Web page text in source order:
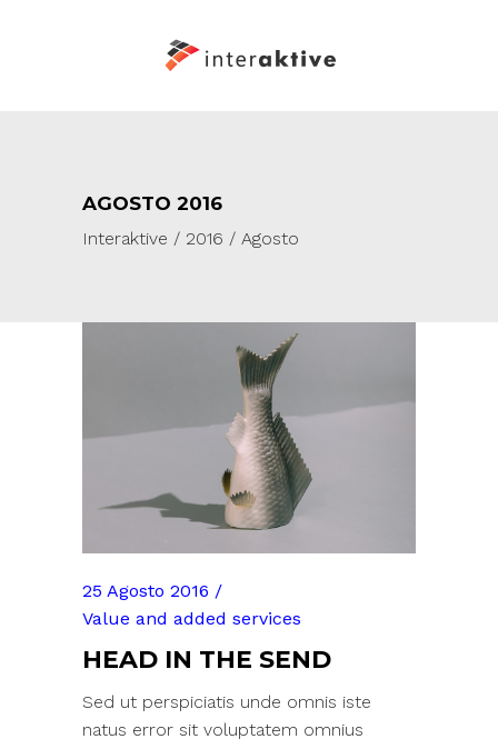
AGOSTO 2016
Interaktive / 2016 / Agosto
25 Agosto 2016
Value and added services
HEAD IN THE SEND
Sed ut perspiciatis unde omnis iste
natus error sit voluptatem omnius